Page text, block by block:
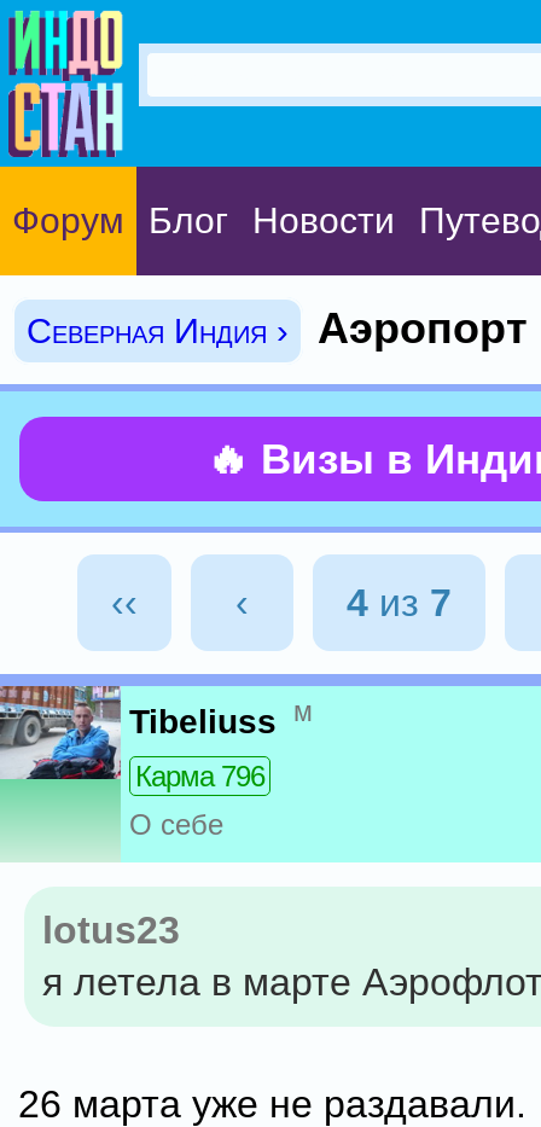
Форум Блог Новости
Северная Индия ›
🔥 Визы в
‹‹ ‹ 4из 7
Tibeliuss м
Карма 796
О себе
lotus23
я летела в марте
26 марта уже не раздавали.